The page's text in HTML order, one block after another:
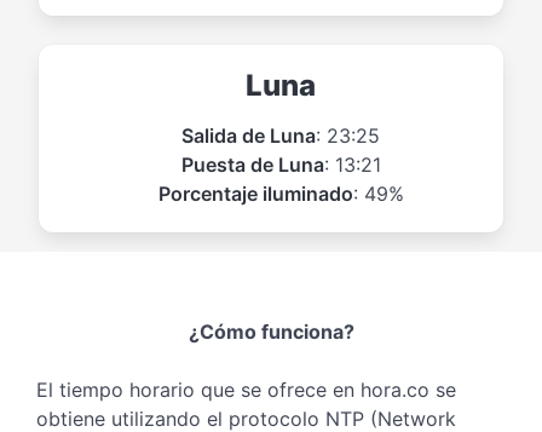
Luna
Salida de Luna: 23:25
Puesta de Luna: 13:21
Porcentaje iluminado: 49%
¿Cómo funciona?
El tiempo horario que se ofrece en hora.co se
obtiene utilizando el protocolo NTP (Network